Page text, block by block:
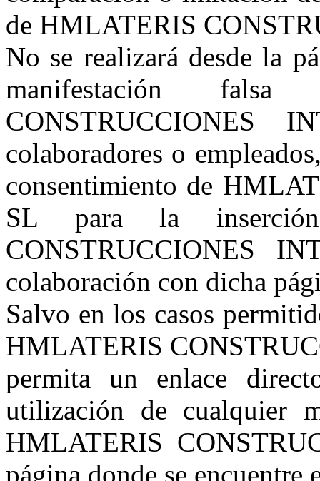
de HMLATERIS
No se realizará desde la
manifestación
CONSTRUCCIONES
colaboradores o
consentimiento de
SL para la
CONSTRUCCIONES
colaboración con dicha
Salvo en los casos
HMLATERIS
permita un enlace
utilización de cualquier
HMLATERIS
página donde se encuentre